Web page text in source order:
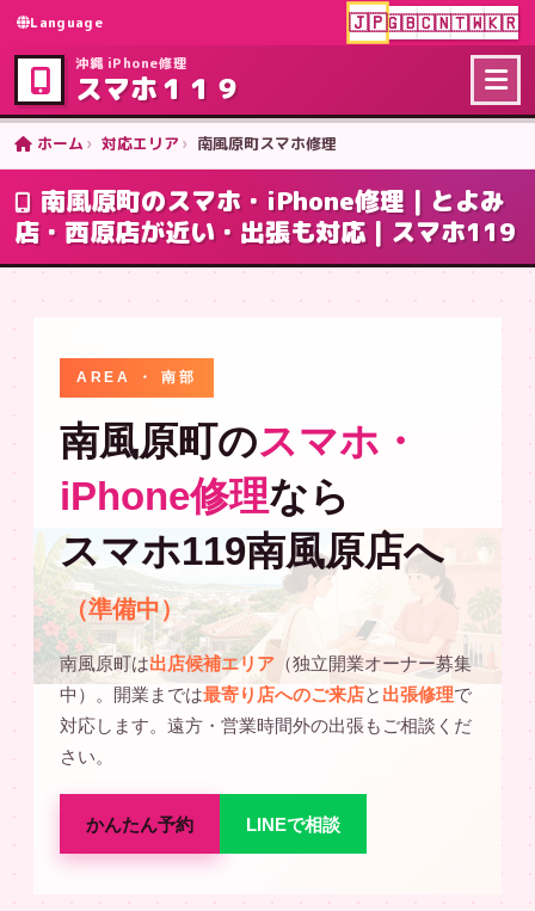
Language 🇯🇵🇬🇧🇨🇳🇹🇼🇰🇷
沖縄 iPhone修理
スマホ１１９
ホーム 対応エリア 南風原町スマホ修理
南風原町のスマホ・iPhone修理｜とよみ
店・西原店が近い・出張も対応｜スマホ119
AREA ・ 南部
南風原町のスマホ・
iPhone修理なら
スマホ119南風原店へ
（準備中）
南風原町は出店候補エリア （独立開業オーナー募集
中）。開業までは最寄り店へのご来店と 出張修理で
対応します。遠方・営業時間外の出張もご相談くだ
さい。
かんたん予約 LINEで相談